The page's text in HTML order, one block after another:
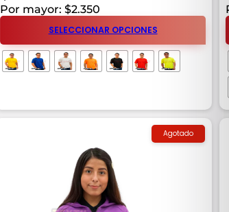
Por mayor: $2.350
SELECCIONAR OPCIONES
Agotado